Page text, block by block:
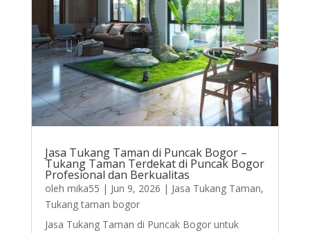
Jasa Tukang Taman di Puncak Bogor –
Tukang Taman Terdekat di Puncak Bogor
Profesional dan Berkualitas
oleh mika55 | Jun 9, 2026 | Jasa Tukang Taman,
Tukang taman bogor
Jasa Tukang Taman di Puncak Bogor untuk